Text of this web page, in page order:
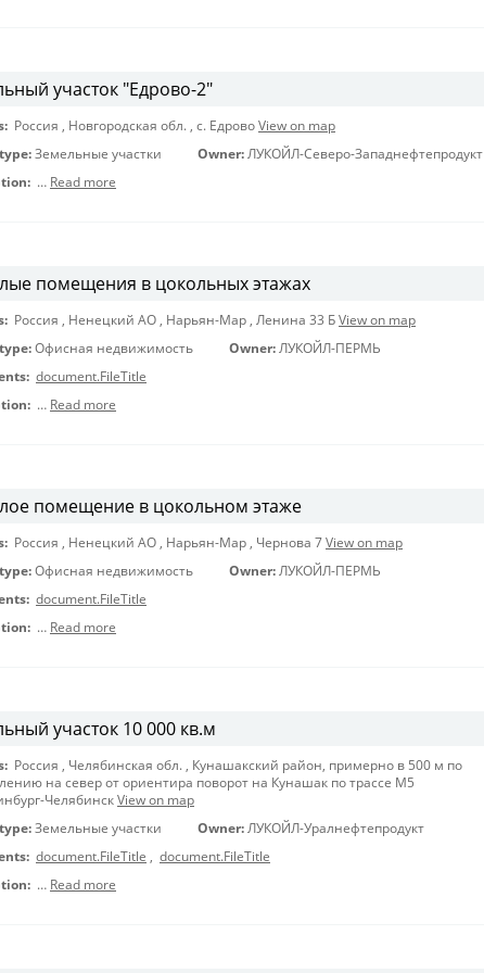
участок "Едрово-2"
Россия , Новгородская обл. , с. Едрово View on map
Земельные участки Owner: ЛУКОЙЛ-Северо-Западнефтепродукт
… Read more
помещения в цокольных этажах
Россия , Ненецкий АО , Нарьян-Мар , Ленина 33 Б View on map
Офисная недвижимость Owner: ЛУКОЙЛ-ПЕРМЬ
document.FileTitle
… Read more
помещение в цокольном этаже
Россия , Ненецкий АО , Нарьян-Мар , Чернова 7 View on map
Офисная недвижимость Owner: ЛУКОЙЛ-ПЕРМЬ
document.FileTitle
… Read more
участок 10 000 кв.м
Россия , Челябинская обл. , Кунашакский район, примерно в 500 м по
на север от ориентира поворот на Кунашак по трассе М5
Челябинск View on map
Земельные участки Owner: ЛУКОЙЛ-Уралнефтепродукт
document.FileTitle , document.FileTitle
… Read more